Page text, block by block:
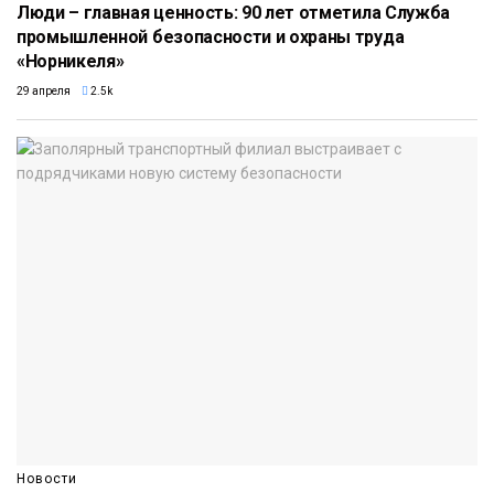
Люди – главная ценность: 90 лет отметила Служба
промышленной безопасности и охраны труда
«Норникеля»
29 апреля 2.5k
Новости